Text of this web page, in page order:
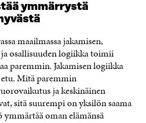
ymmärrystä
maailmassa jakamisen,
osallisuuden logiikka toimii
paremmin. Jakamisen logiikka
Mitä paremmin
ja keskinäinen
sitä suurempi on yksilön saama
oman elämänsä